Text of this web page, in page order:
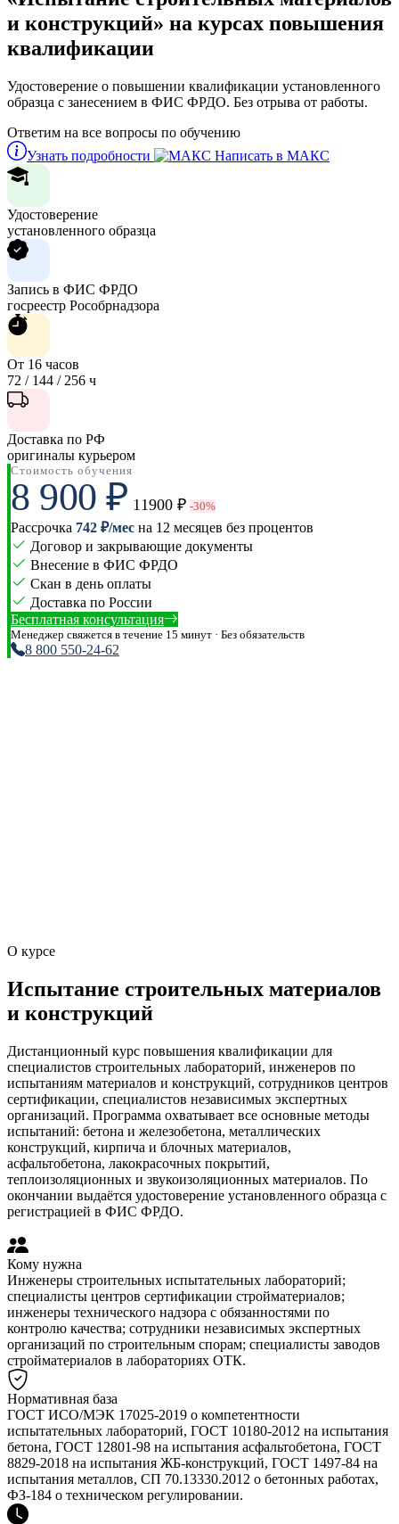
и конструкций» на курсах повышения
квалификации
Удостоверение о повышении квалификации установленного
образца с занесением в ФИС ФРДО. Без отрыва от работы.
Ответим на все вопросы по обучению
Узнать подробности
Написать в МАКС
Удостоверение
установленного образца
Запись в ФИС ФРДО
госреестр Рособрнадзора
От 16 часов
72 / 144 / 256 ч
Доставка по РФ
оригиналы курьером
Стоимость обучения
8 900 ₽ 11900 ₽ -30%
Рассрочка 742 ₽/мес на 12 месяцев без процентов
Договор и закрывающие документы
Внесение в ФИС ФРДО
Скан в день оплаты
Доставка по России
Бесплатная консультация
Менеджер свяжется в течение 15 минут · Без обязательств
8 800 550-24-62
О курсе
Испытание строительных материалов
и конструкций
Дистанционный курс повышения квалификации для
специалистов строительных лабораторий, инженеров по
испытаниям материалов и конструкций, сотрудников центров
сертификации, специалистов независимых экспертных
организаций. Программа охватывает все основные методы
испытаний: бетона и железобетона, металлических
конструкций, кирпича и блочных материалов,
асфальтобетона, лакокрасочных покрытий,
теплоизоляционных и звукоизоляционных материалов. По
окончании выдаётся удостоверение установленного образца с
регистрацией в ФИС ФРДО.
Кому нужна
Инженеры строительных испытательных лабораторий;
специалисты центров сертификации стройматериалов;
инженеры технического надзора с обязанностями по
контролю качества; сотрудники независимых экспертных
организаций по строительным спорам; специалисты заводов
стройматериалов в лабораториях ОТК.
Нормативная база
ГОСТ ИСО/МЭК 17025-2019 о компетентности
испытательных лабораторий, ГОСТ 10180-2012 на испытания
бетона, ГОСТ 12801-98 на испытания асфальтобетона, ГОСТ
8829-2018 на испытания ЖБ-конструкций, ГОСТ 1497-84 на
испытания металлов, СП 70.13330.2012 о бетонных работах,
ФЗ-184 о техническом регулировании.